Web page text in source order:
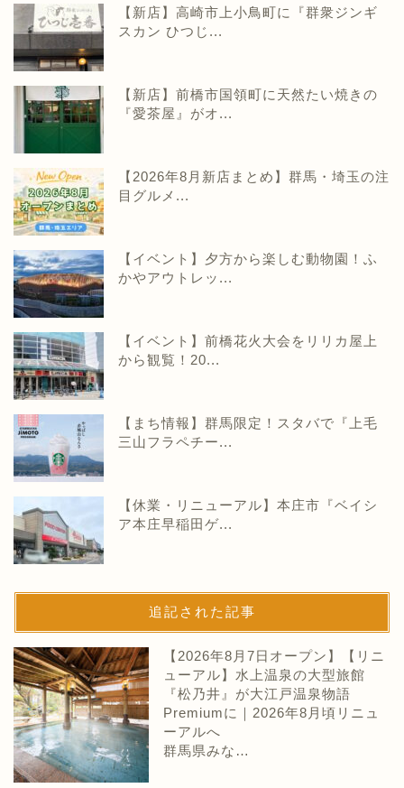
【新店】高崎市上小鳥町に『群衆ジンギ
スカン ひつじ...
【新店】前橋市国領町に天然たい焼きの
『愛茶屋』がオ...
【2026年8月新店まとめ】群馬・埼玉の注
目グルメ...
【イベント】夕方から楽しむ動物園！ふ
かやアウトレッ...
【イベント】前橋花火大会をリリカ屋上
から観覧！20...
【まち情報】群馬限定！スタバで『上毛
三山フラペチー...
【休業・リニューアル】本庄市『ベイシ
ア本庄早稲田ゲ...
追記された記事
【2026年8月7日オープン】【リニ
ューアル】水上温泉の大型旅館
『松乃井』が大江戸温泉物語
Premiumに｜2026年8月頃リニュ
ーアルへ
群馬県みな…